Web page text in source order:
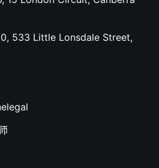
533 Little Lonsdale Street,